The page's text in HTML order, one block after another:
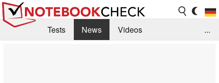
Tests News
Videos
...